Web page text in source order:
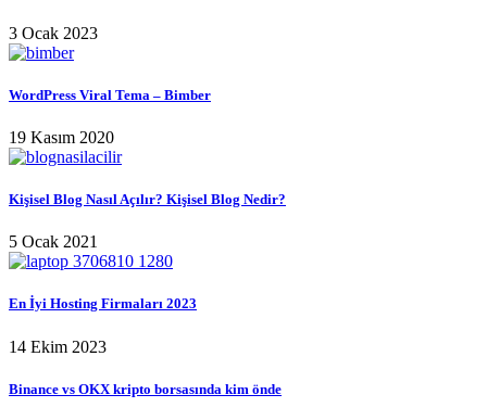
3 Ocak 2023
WordPress Viral Tema – Bimber
19 Kasım 2020
Kişisel Blog Nasıl Açılır? Kişisel Blog Nedir?
5 Ocak 2021
En İyi Hosting Firmaları 2023
14 Ekim 2023
Binance vs OKX kripto borsasında kim önde